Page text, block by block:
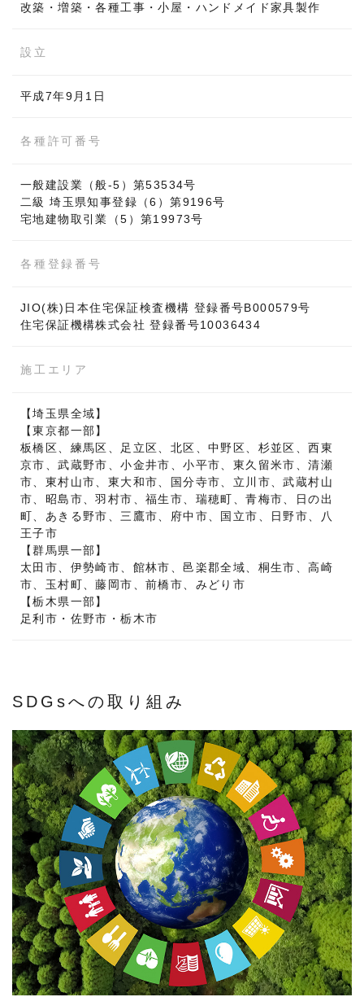
改築・増築・各種工事・小屋・ハンドメイド家具製作
設立
平成7年9月1日
各種許可番号
一般建設業（般-5）第53534号
二級 埼玉県知事登録（6）第9196号
宅地建物取引業（5）第19973号
各種登録番号
JIO(株)日本住宅保証検査機構 登録番号B000579号
住宅保証機構株式会社 登録番号10036434
施工エリア
【埼玉県全域】
【東京都一部】
板橋区、練馬区、足立区、北区、中野区、杉並区、西東
京市、武蔵野市、小金井市、小平市、東久留米市、清瀬
市、東村山市、東大和市、国分寺市、立川市、武蔵村山
市、昭島市、羽村市、福生市、瑞穂町、青梅市、日の出
町、あきる野市、三鷹市、府中市、国立市、日野市、八
王子市
【群馬県一部】
太田市、伊勢崎市、館林市、邑楽郡全域、桐生市、高崎
市、玉村町、藤岡市、前橋市、みどり市
【栃木県一部】
足利市・佐野市・栃木市
SDGsへの取り組み